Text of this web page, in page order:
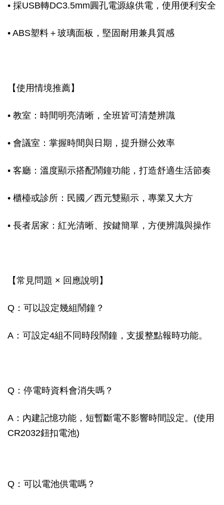
• 採USB轉DC3.5mm圓孔電源線供電，使用便利安全
• ABS塑料＋玻璃面板，堅固耐用兼具質感
【使用情境推薦】
• 教室：時間明亮清晰，全班皆可清楚辨識
• 會議室：掌握時間與日期，提升辦公效率
• 客廳：溫度顯示搭配鬧鐘功能，打造舒適生活節奏
• 櫃檯或診所：民國／西元雙顯示，專業又大方
• 長者居家：紅光清晰、按鍵簡單，方便辨識與操作
【常見問題 × 回應說明】
Q：可以設定幾組鬧鐘？
A：可設定4組不同時段鬧鐘，支援整點報時功能。
Q：停電時資料會消失嗎？
A：內建記憶功能，短暫斷電不影響時間設定。(使用
CR2032鈕扣電池)
Q：可以電池供電嗎？